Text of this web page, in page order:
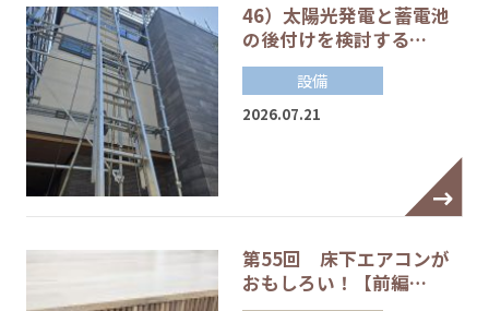
46）太陽光発電と蓄電池
の後付けを検討する…
設備
2026.07.21
第55回 床下エアコンが
おもしろい！【前編…